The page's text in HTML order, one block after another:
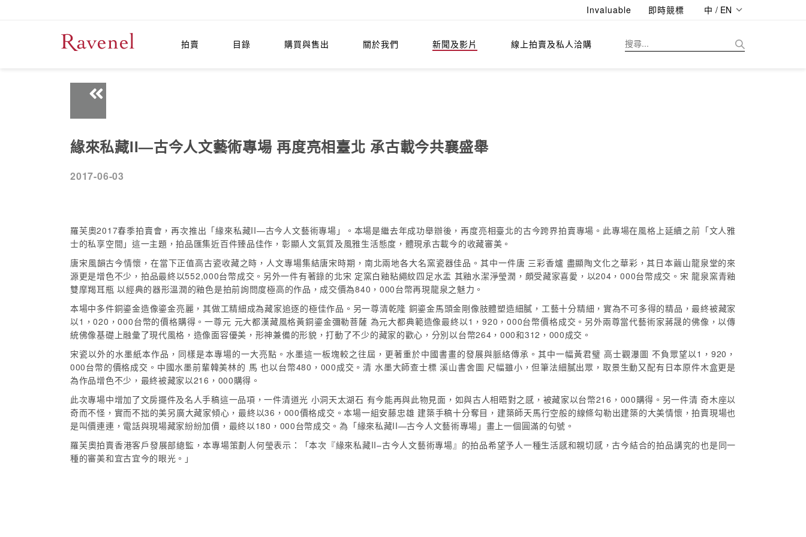
Invaluable 即時競標 中 / EN
拍賣 目錄 購買與售出 關於我們 新聞及影片 線上拍賣及私人洽購
緣來私藏II—古今人文藝術專場 再度亮相臺北 承古載今共襄盛舉
2017-06-03
羅芙奧2017春季拍賣會，再次推出「緣來私藏II—古今人文藝術專場」。本場是繼去年成功舉辦後，再度亮相臺北的古今跨界拍賣專場。此專場在風格上延續之前「文人雅
士的私享空間」這一主題，拍品匯集近百件臻品佳作，彰顯人文氣質及風雅生活態度，體現承古載今的收藏審美。
唐宋風韻古今情懷，在當下正值高古瓷收藏之時，人文專場集結唐宋時期，南北兩地各大名窯瓷器佳品。其中一件唐 三彩香爐 盡顯陶文化之華彩，其日本繭山龍泉堂的來
源更是增色不少，拍品最終以552,000台幣成交。另外一件有著錄的北宋 定窯白釉粘繩紋四足水盂 其釉水潔淨瑩潤，頗受藏家喜愛，以204，000台幣成交。宋 龍泉窯青釉
雙摩羯耳瓶 以經典的器形溫潤的釉色是拍前詢問度極高的作品，成交價為840，000台幣再現龍泉之魅力。
本場中多件銅鎏金造像鎏金亮麗，其做工精細成為藏家追逐的極佳作品。另一尊清乾隆 銅鎏金馬頭金剛像肢體塑造細膩，工藝十分精細，實為不可多得的精品，最終被藏家
以1，020，000台幣的價格購得。一尊元 元大都漢藏風格黃銅鎏金彌勒菩薩 為元大都典範造像最終以1，920，000台幣價格成交。另外兩尊當代藝術家蔣晟的佛像，以傳
統佛像基礎上融彙了現代風格，造像面容優美，形神兼備的形貌，打動了不少的藏家的歡心，分別以台幣264，000和312，000成交。
宋瓷以外的水墨紙本作品，同樣是本專場的一大亮點。水墨這一板塊較之往屆，更著重於中國書畫的發展與脈絡傳承。其中一幅黃君璧 高士觀瀑圖 不負眾望以1，920，
000台幣的價格成交。中國水墨前輩韓美林的 馬 也以台幣480，000成交。清 水墨大師查士標 溪山書舍圖 尺幅雖小，但筆法細膩出眾，取景生動又配有日本原件木盒更是
為作品增色不少，最終被藏家以216，000購得。
此次專場中增加了文房擺件及名人手稿這一品項，一件清道光 小洞天太湖石 有今能再與此物見面，如與古人相晤對之感，被藏家以台幣216，000購得。另一件清 奇木座以
奇而不怪，實而不拙的美另廣大藏家傾心，最終以36，000價格成交。本場一組安藤忠雄 建築手稿十分奪目，建築師天馬行空般的線條勾勒出建築的大美情懷，拍賣現場也
是叫價連連，電話與現場藏家紛紛加價，最終以180，000台幣成交。為「緣來私藏II—古今人文藝術專場」畫上一個圓滿的句號。
羅芙奧拍賣香港客戶發展部總監，本專場策劃人何瑩表示：「本次『緣來私藏II–古今人文藝術專場』的拍品希望予人一種生活感和親切感，古今結合的拍品講究的也是同一
種的審美和宜古宜今的眼光。」